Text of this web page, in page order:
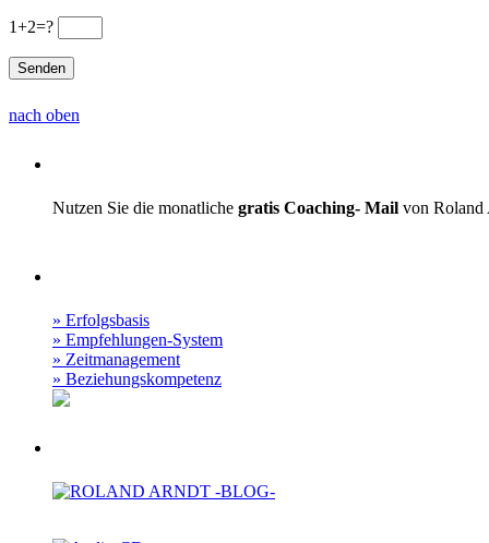
1+2=?
nach oben
Nutzen Sie die monatliche gratis Coaching- Mail von Roland
» Erfolgsbasis
» Empfehlungen-System
» Zeitmanagement
» Beziehungskompetenz